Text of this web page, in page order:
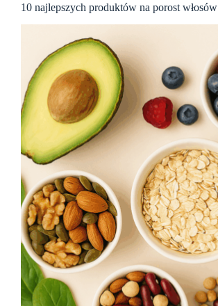
10 najlepszych produktów na porost włosów